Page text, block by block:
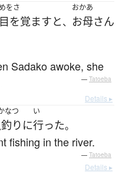
めをさ
目を覚ますと、
おかあ
お母さん
Sadako awoke, she
— Tatoeba
Details ▸
なつ
り に
い
行った。
fishing in the river.
— Tatoeba
Details ▸